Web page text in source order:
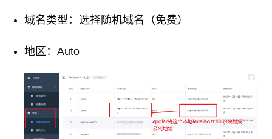
域名类型：选择随机域名（免费）
地区：Auto